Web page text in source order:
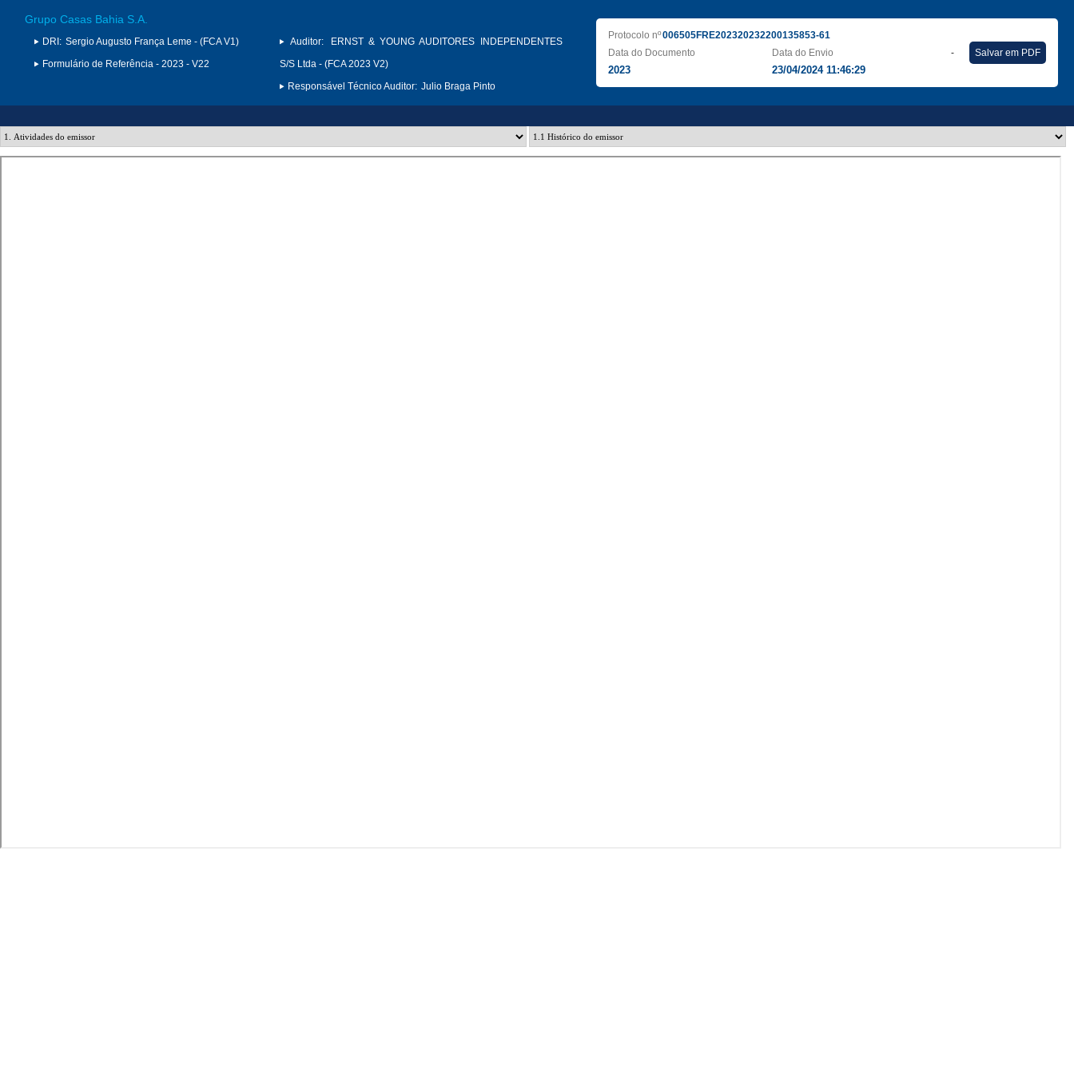
Grupo Casas Bahia S.A.
DRI: Sergio Augusto França Leme - (FCA V1)
Formulário de Referência - 2023 - V22
Auditor:
ERNST & YOUNG AUDITORES INDEPENDENTES
S/S Ltda - (FCA 2023 V2)
Responsável Técnico Auditor: Julio Braga Pinto
Protocolo nº006505FRE202320232200135853-61
Data do Documento
2023
Data do Envio
23/04/2024 11:46:29
- Salvar em PDF